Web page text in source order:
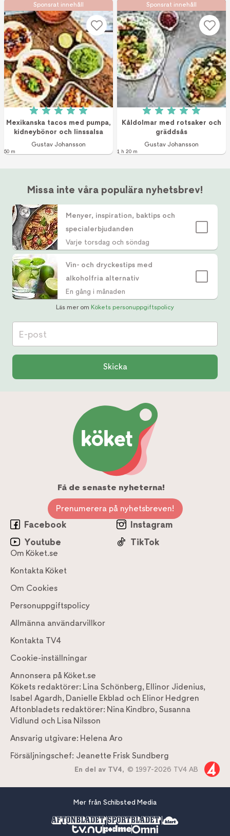
Sponsrat innehåll
Betyg: 5 av 5 (1 röster)
Mexikanska tacos med pumpa,
kidneybönor och linssalsa
Gustav Johansson
50 m
Sponsrat innehåll
Betyg: 5 av 5 (2
Kåldolmar med rotsaker och
gräddsås
Gustav Johansson
1 h 20 m
Missa inte våra populära nyhetsbrev!
Menyer, inspiration, baktips och
specialerbjudanden
Varje torsdag och söndag
Vin- och dryckestips med
alkoholfria alternativ
En gång i månaden
Läs mer om Kökets personuppgiftspolicy
E-post
Skicka
Få de senaste nyheterna!
Prenumerera på nyhetsbreven!
Facebook
Instagram
Youtube
TikTok
Om Köket.se
Kontakta Köket
Om Cookies
Personuppgiftspolicy
Allmänna användarvillkor
Kontakta TV4
Cookie-inställningar
Annonsera på Köket.se
Kökets redaktörer: Lina Schönberg, Ellinor Jidenius,
Isabel Agardh, Danielle Ekblad och Elinor Hedgren
Aftonbladets redaktörer: Nina Kindbro, Susanna
Vidlund och Lisa Nilsson
Ansvarig utgivare: Helena Aro
Försäljningschef: Jeanette Frisk Sundberg
En del av TV4, © 1997-2026 TV4 AB
Mer från Schibsted Media